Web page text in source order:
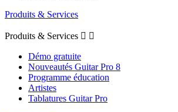
Produits & Services
Produits & Services  
Démo gratuite
Nouveautés Guitar Pro 8
Programme éducation
Artistes
Tablatures Guitar Pro